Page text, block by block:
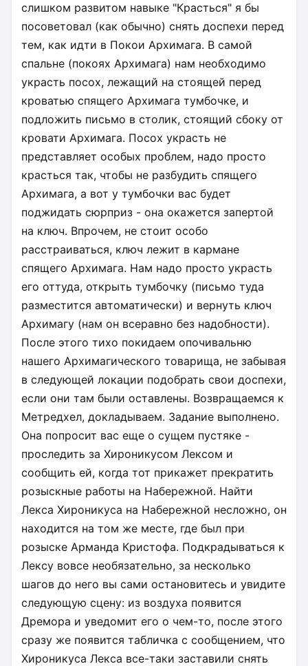
слишком развитом навыке "Красться" я бы
посоветовал (как обычно) снять доспехи перед
тем, как идти в Покои Архимага. В самой
спальне (покоях Архимага) нам необходимо
украсть посох, лежащий на стоящей перед
кроватью спящего Архимага тумбочке, и
подложить письмо в столик, стоящий сбоку от
кровати Архимага. Посох украсть не
представляет особых проблем, надо просто
красться так, чтобы не разбудить спящего
Архимага, а вот у тумбочки вас будет
поджидать сюрприз - она окажется запертой
на ключ. Впрочем, не стоит особо
расстраиваться, ключ лежит в кармане
спящего Архимага. Нам надо просто украсть
его оттуда, открыть тумбочку (письмо туда
разместится автоматически) и вернуть ключ
Архимагу (нам он всеравно без надобности).
После этого тихо покидаем опочивальню
нашего Архимагического товарища, не забывая
в следующей локации подобрать свои доспехи,
если они там были оставлены. Возвращаемся к
Метредхел, докладываем. Задание выполнено.
Она попросит вас еще о сущем пустяке -
проследить за Хироникусом Лексом и
сообщить ей, когда тот прикажет прекратить
розыскные работы на Набережной. Найти
Лекса Хироникуса на Набережной несложно, он
находится на том же месте, где был при
розыске Арманда Кристофа. Подкрадываться к
Лексу вовсе необязательно, за несколько
шагов до него вы сами остановитесь и увидите
следующую сцену: из воздуха появится
Дремора и уведомит его о чем-то, после этого
сразу же появится табличка с сообщением, что
Хироникуса Лекса все-таки заставили снять